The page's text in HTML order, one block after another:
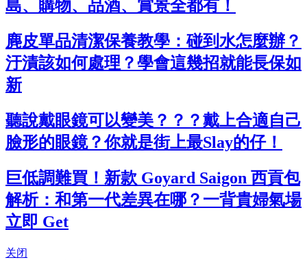
島、購物、品酒、賞景全都有！
麂皮單品清潔保養教學：碰到水怎麼辦？
汙漬該如何處理？學會這幾招就能長保如
新
聽說戴眼鏡可以變美？？？戴上合適自己
臉形的眼鏡？你就是街上最Slay的仔！
巨低調難買！新款 Goyard Saigon 西貢包
解析：和第一代差異在哪？一背貴婦氣場
立即 Get
关闭